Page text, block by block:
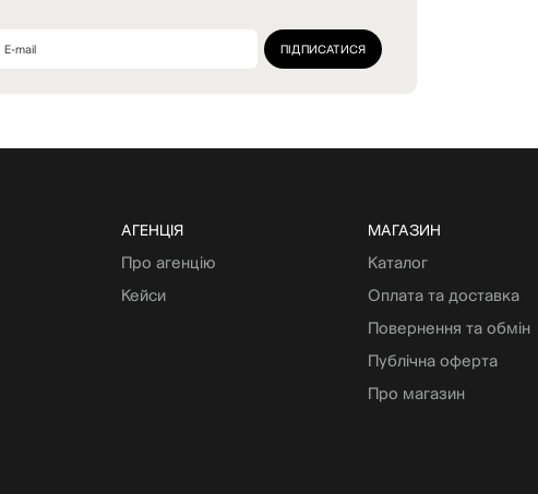
АГЕНЦІЯ
Про агенцію
Кейси
МАГАЗИН
Каталог
Оплата та доставка
Повернення та обмін
Публічна оферта
Про магазин